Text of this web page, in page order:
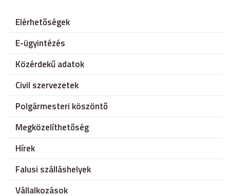
Elérhetőségek
E-ügyintézés
Közérdekű adatok
Civil szervezetek
Polgármesteri köszöntő
Megközelíthetőség
Hírek
Falusi szálláshelyek
Vállalkozások